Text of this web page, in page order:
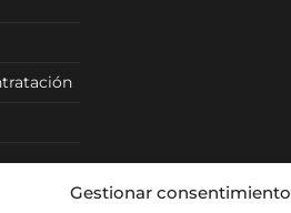
Gestionar consentimiento